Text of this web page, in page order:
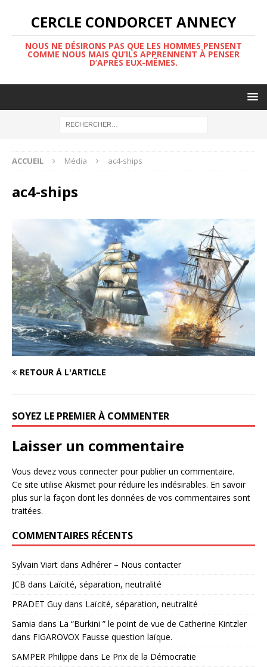
CERCLE CONDORCET ANNECY
NOUS NE DÉSIRONS PAS QUE LES HOMMES PENSENT
COMME NOUS MAIS QU’ILS APPRENNENT À PENSER
D’APRÈS EUX-MÊMES.
ACCUEIL Média ac4-ships
ac4-ships
RETOUR À L'ARTICLE
SOYEZ LE PREMIER À COMMENTER
Laisser un commentaire
Vous devez vous connecterpour publier un commentaire.
Ce site utilise Akismet pour réduire les indésirables. En savoir
plus sur la façon dont les données de vos commentaires sont
traitées.
COMMENTAIRES RÉCENTS
Sylvain Viart dans Adhérer – Nous contacter
JCB dans Laïcité, séparation, neutralité
PRADET Guy dans Laïcité, séparation, neutralité
Samia dans La “Burkini ” le point de vue de Catherine Kintzler
dans FIGAROVOX Fausse question laïque.
SAMPER Philippe dans Le Prix de la Démocratie